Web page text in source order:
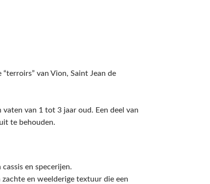
van Vion, Saint Jean de
van 1 tot 3 jaar oud. Een deel van
te behouden.
en specerijen.
en weelderige textuur die een